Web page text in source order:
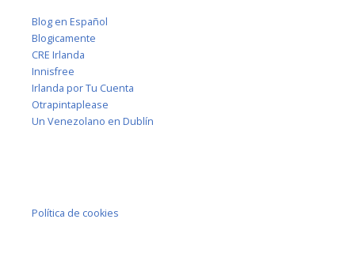
Blog en Español
Blogicamente
CRE Irlanda
Innisfree
Irlanda por Tu Cuenta
Otrapintaplease
Un Venezolano en Dublín
Política de cookies